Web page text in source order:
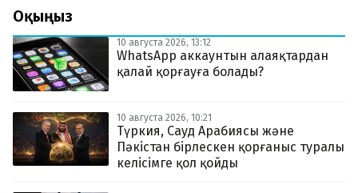
Оқыңыз
10 августа 2026, 13:12
WhatsApp аккаунтын алаяқтардан
қалай қорғауға болады?
10 августа 2026, 10:21
Түркия, Сауд Арабиясы және
Пәкістан бірлескен қорғаныс туралы
келісімге қол қойды